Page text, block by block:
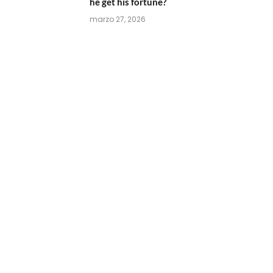
marzo 27, 2026